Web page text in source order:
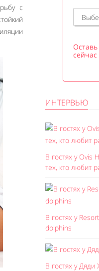
с
сейчас
ИНТЕРВЬЮ
В гостях у Ovis
тех, кто любит
В гостях у
dolphins
В гостях у